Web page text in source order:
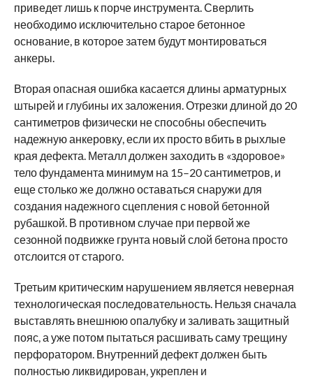
приведет лишь к порче инструмента. Сверлить
необходимо исключительно старое бетонное
основание, в которое затем будут монтироваться
анкеры.
Вторая опасная ошибка касается длины арматурных
штырей и глубины их заложения. Отрезки длиной до 20
сантиметров физически не способны обеспечить
надежную анкеровку, если их просто вбить в рыхлые
края дефекта. Металл должен заходить в «здоровое»
тело фундамента минимум на 15–20 сантиметров, и
еще столько же должно оставаться снаружи для
создания надежного сцепления с новой бетонной
рубашкой. В противном случае при первой же
сезонной подвижке грунта новый слой бетона просто
отслоится от старого.
Третьим критическим нарушением является неверная
технологическая последовательность. Нельзя сначала
выставлять внешнюю опалубку и заливать защитный
пояс, а уже потом пытаться расшивать саму трещину
перфоратором. Внутренний дефект должен быть
полностью ликвидирован, укреплен и